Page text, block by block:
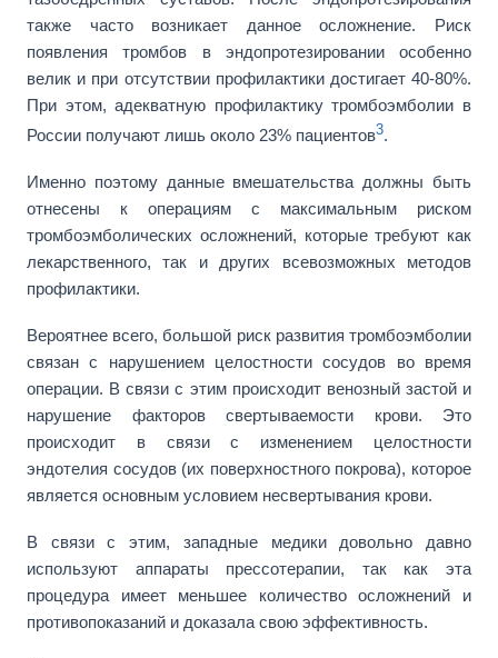
также часто возникает данное осложнение. Риск
появления тромбов в эндопротезировании особенно
велик и при отсутствии профилактики достигает 40-80%.
При этом, адекватную профилактику тромбоэмболии в
России получают лишь около 23% пациентов3.
Именно поэтому данные вмешательства должны быть
отнесены к операциям с максимальным риском
тромбоэмболических осложнений, которые требуют как
лекарственного, так и других всевозможных методов
профилактики.
Вероятнее всего, большой риск развития тромбоэмболии
связан с нарушением целостности сосудов во время
операции. В связи с этим происходит венозный застой и
нарушение факторов свертываемости крови. Это
происходит в связи с изменением целостности
эндотелия сосудов (их поверхностного покрова), которое
является основным условием несвертывания крови.
В связи с этим, западные медики довольно давно
используют аппараты прессотерапии, так как эта
процедура имеет меньшее количество осложнений и
противопоказаний и доказала свою эффективность.